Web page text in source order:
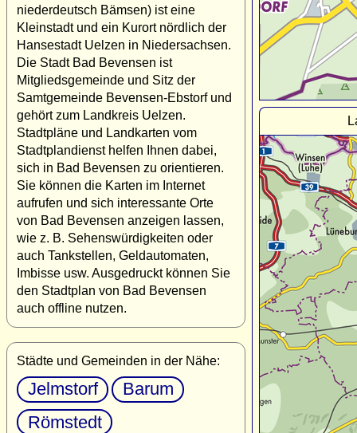
niederdeutsch Bämsen) ist eine
Kleinstadt und ein Kurort nördlich der
Hansestadt Uelzen in Niedersachsen.
Die Stadt Bad Bevensen ist
Mitgliedsgemeinde und Sitz der
Samtgemeinde Bevensen-Ebstorf und
gehört zum Landkreis Uelzen.
Stadtpläne und Landkarten vom
Stadtplandienst helfen Ihnen dabei,
sich in Bad Bevensen zu orientieren.
Sie können die Karten im Internet
aufrufen und sich interessante Orte
von Bad Bevensen anzeigen lassen,
wie z. B. Sehenswürdigkeiten oder
auch Tankstellen, Geldautomaten,
Imbisse usw. Ausgedruckt können Sie
den Stadtplan von Bad Bevensen
auch offline nutzen.
Städte und Gemeinden in der Nähe:
Jelmstorf
Barum
Römstedt